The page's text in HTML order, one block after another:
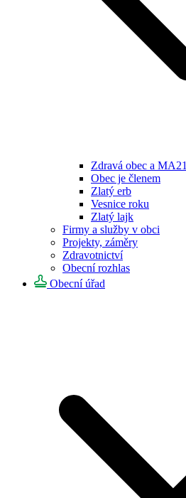
Zdravá obec a MA21
Obec je členem
Zlatý erb
Vesnice roku
Zlatý lajk
Firmy a služby v obci
Projekty, záměry
Zdravotnictví
Obecní rozhlas
Obecní úřad